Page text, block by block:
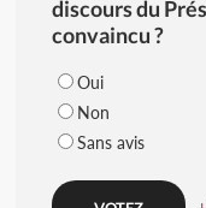
discours du
convaincu ?
Oui
Non
Sans avis